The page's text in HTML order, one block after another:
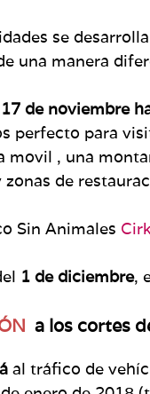
se
una manera
17 de noviembre
perfecto para
movil , una
zonas de
Sin Animales
1 de diciembre,
a los cortes
al tráfico de